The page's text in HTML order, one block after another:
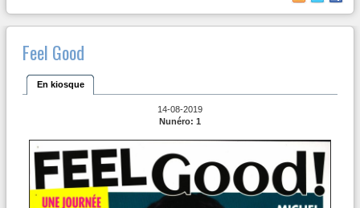
Feel Good
En kiosque
14-08-2019
Nunéro: 1